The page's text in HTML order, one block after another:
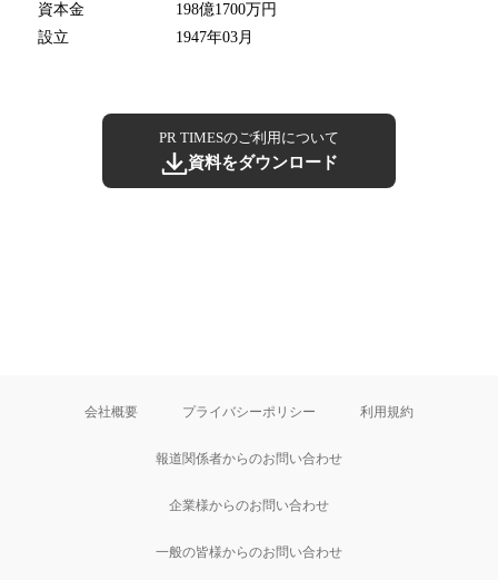
資本金
198億1700万円
設立
1947年03月
PR TIMESのご利用について
資料をダウンロード
会社概要 プライバシーポリシー 利用規約
報道関係者からのお問い合わせ
企業様からのお問い合わせ
一般の皆様からのお問い合わせ